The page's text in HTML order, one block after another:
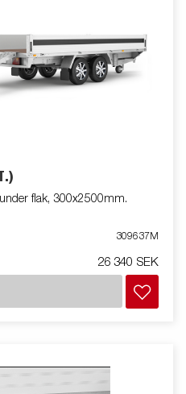
flak, 300x2500mm.
309637M
26 340 SEK